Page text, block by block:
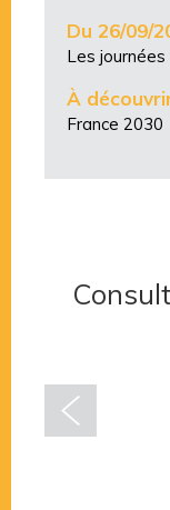
Du 26/09/
Les
À
France 2030